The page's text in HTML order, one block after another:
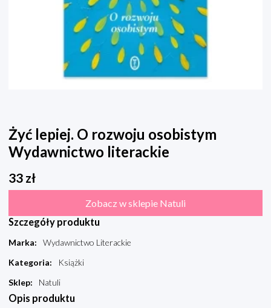
Żyć lepiej. O rozwoju osobistym
Wydawnictwo literackie
33 zł
Zobacz w sklepie Natuli
Szczegóły produktu
Marka:
Wydawnictwo Literackie
Kategoria:
Książki
Sklep: Natuli
Opis produktu